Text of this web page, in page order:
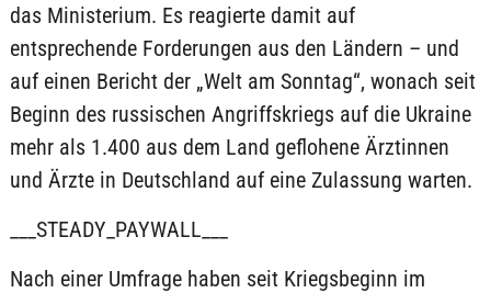
das Ministerium. Es reagierte damit auf
entsprechende Forderungen aus den Ländern – und
auf einen Bericht der „Welt am Sonntag“, wonach seit
Beginn des russischen Angriffskriegs auf die Ukraine
mehr als 1.400 aus dem Land geflohene Ärztinnen
und Ärzte in Deutschland auf eine Zulassung warten.
___STEADY_PAYWALL___
Nach einer Umfrage haben seit Kriegsbeginn im